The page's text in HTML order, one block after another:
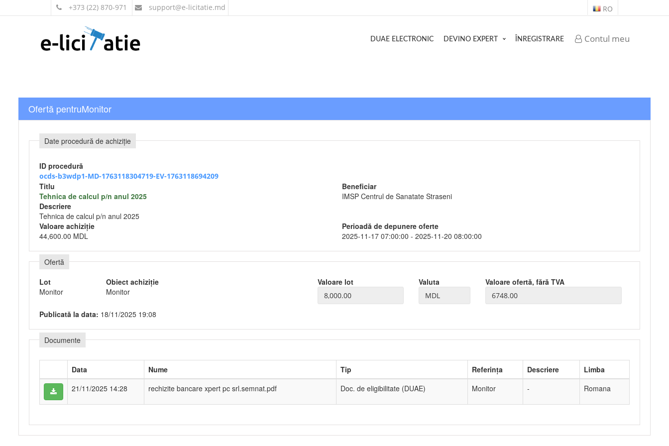
+373 (22) 870-971 support@e-licitatie.md RO
Contul meu
DUAE ELECTRONIC DEVINO EXPERT ÎNREGISTRARE
Ofertă pentruMonitor
Date procedură de achiziție
ID procedură
ocds-b3wdp1-MD-1763118304719-EV-1763118694209
Titlu
Tehnica de calcul p/n anul 2025
Beneficiar
IMSP Centrul de Sanatate Straseni
Descriere
Tehnica de calcul p/n anul 2025
Valoare achiziție
44,600.00 MDL
Perioadă de depunere oferte
2025-11-17 07:00:00 - 2025-11-20 08:00:00
Ofertă
Lot
Obiect achiziție Valoare lot Valuta
Valoare ofertă, fără TVA
Monitor
Monitor
Publicată la data: 18/11/2025 19:08
Documente
Data Nume Tip Referința Descriere
Limba
21/11/2025 14:28
rechizite bancare xpert pc srl.semnat.pdf Doc. de eligibilitate (DUAE) Monitor - Romana